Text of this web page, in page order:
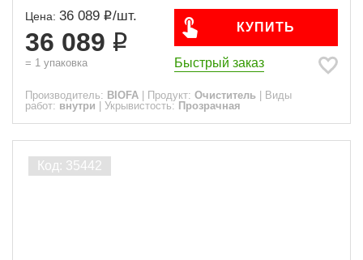
Цена: 36 089 /шт.
36 089
= 1 упаковка
КУПИТЬ
Быстрый заказ
Производитель: BIOFA Продукт: Очиститель
Виды
работ: внутри Укрывистость: Прозрачная